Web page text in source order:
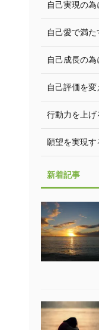
自己実現の為
自己愛で満た
自己成長の為
自己評価を変
行動力を上げ
願望を実現す
新着記事